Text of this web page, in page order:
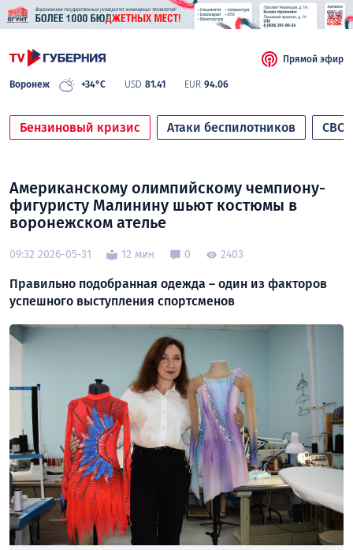
Воронеж +34°C USD 81.41 EUR 94.06
Прямой эфир
Бензиновый кризис Атаки беспилотников СВО
Американскому олимпийскому чемпиону-
фигуристу Малинину шьют костюмы в
воронежском ателье
09:32 2026-05-31 12 мин 0 2403
Правильно подобранная одежда – один из факторов
успешного выступления спортсменов